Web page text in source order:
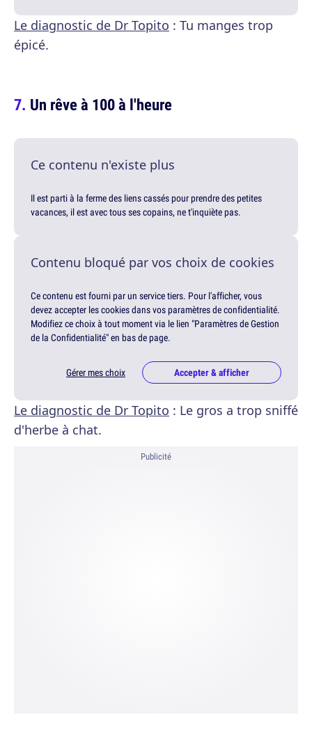
Le diagnostic de Dr Topito : Tu manges trop
épicé.
Un rêve à 100 à l'heure
Ce contenu n'existe plus
Il est parti à la ferme des liens cassés pour prendre des petites
vacances, il est avec tous ses copains, ne t'inquiète pas.
Contenu bloqué par vos choix de cookies
Ce contenu est fourni par un service tiers. Pour l'afficher, vous
devez accepter les cookies dans vos paramètres de confidentialité.
Modifiez ce choix à tout moment via le lien "Paramètres de Gestion
de la Confidentialité" en bas de page.
Gérer mes choix Accepter & afficher
Le diagnostic de Dr Topito : Le gros a trop sniffé
d'herbe à chat.
Publicité